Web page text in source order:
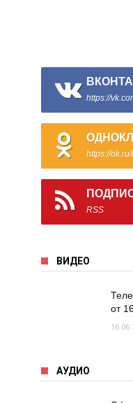
https://
https://
RSS
ВИДЕО
от
АУДИО